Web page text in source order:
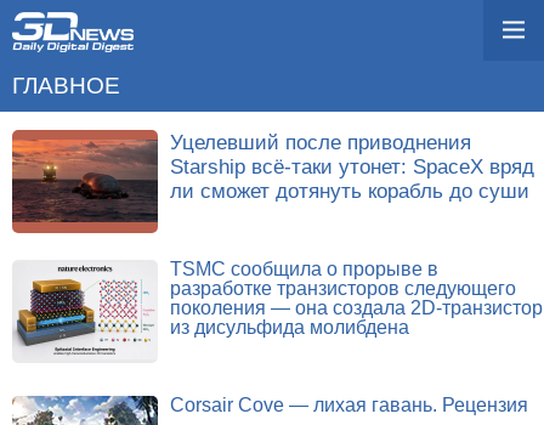
ГЛАВНОЕ
Уцелевший после приводнения
Starship всё-таки утонет: SpaceX вряд
ли сможет дотянуть корабль до суши
TSMC сообщила о прорыве в
разработке транзисторов следующего
поколения — она создала 2D-транзистор
из дисульфида молибдена
Corsair Cove — лихая гавань. Рецензия